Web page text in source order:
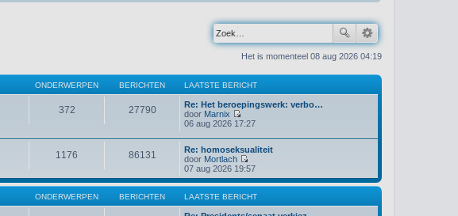
Het is momenteel 08 aug 2026 04:19
ONDERWERPEN BERICHTEN LAATSTE BERICHT
372 27790
Re: Het beroepingswerk: verbo…
door Marnix
B
k
i
j
k
l
a
a
t
06 aug 2026 17:27
1176 86131
Re: homoseksualiteit
door Mortlach
B
e
k
i
j
07 aug 2026 19:57
ONDERWERPEN BERICHTEN LAATSTE BERICHT